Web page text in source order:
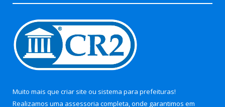
Muito mais que criar site ou sistema para prefeituras!
Realizamos uma assessoria completa, onde garantimos em